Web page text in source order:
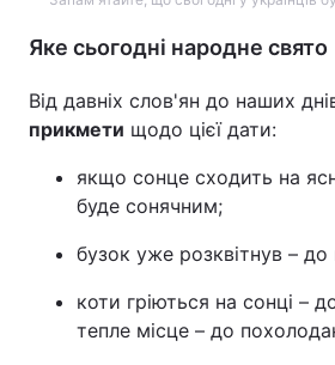
Яке сьогодні народне свято
Від давніх слов'ян до наших
прикмети щодо цієї дати:
якщо сонце сходить на
буде сонячним;
бузок уже розквітнув – до
коти гріються на сонці –
тепле місце – до